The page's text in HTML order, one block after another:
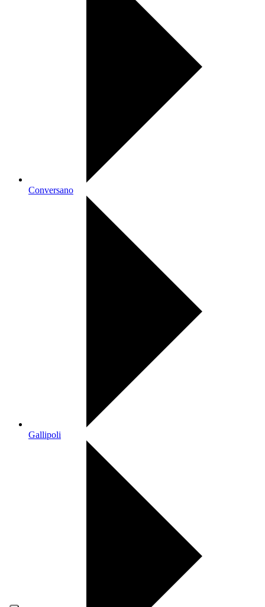
Conversano
Gallipoli